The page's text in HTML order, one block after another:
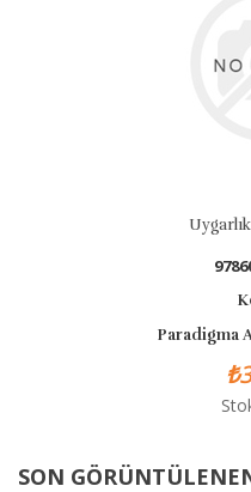
Paradigma
SON